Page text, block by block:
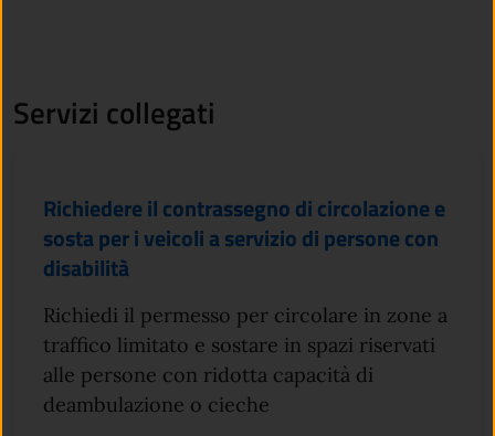
Servizi collegati
Richiedere il contrassegno di circolazione e
sosta per i veicoli a servizio di persone con
disabilità
Richiedi il permesso per circolare in zone a
traffico limitato e sostare in spazi riservati
alle persone con ridotta capacità di
deambulazione o cieche